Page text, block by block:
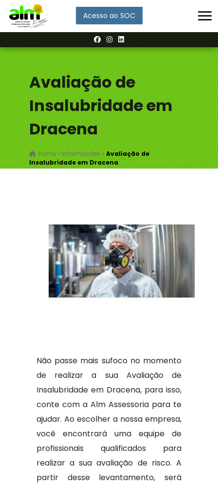
Acesso ao SOC
Avaliação de
Insalubridade em
Dracena
Home» Informações » Avaliação de
Insalubridade em Dracena
Não passe mais sufoco no momento
de realizar a sua Avaliação de
Insalubridade em Dracena, para isso,
conte com a Alm Assessoria para te
ajudar. Ao escolher a nossa empresa,
você encontrará uma equipe de
profissionais qualificados para
realizar a sua avaliação de risco. A
partir desse levantamento, será
Enviar